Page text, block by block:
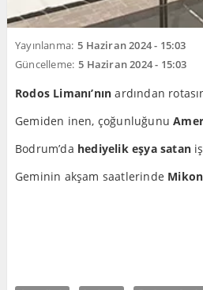
Yayınlanma: 5 Haziran 2024 - 15:03
Güncelleme: 5 Haziran 2024 - 15:03
Rodos Limanı’nın ardından
Gemiden inen, çoğunluğunu
Bodrum’da hediyelik eşya satan
Geminin akşam saatlerinde